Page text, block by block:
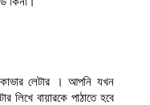
লেটার । আপনি যখন
লিখে বায়ারকে পাঠাতে হবে